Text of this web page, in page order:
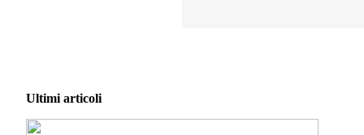
Ultimi articoli